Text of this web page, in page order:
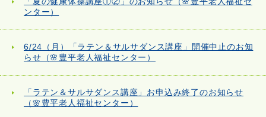
ンター）
6/24（月）「ラテン＆サルサダンス講座」開催中止のお知
らせ（🌸豊平老人福祉センター）
「ラテン＆サルサダンス講座」お申込み終了のお知らせ
（🌸豊平老人福祉センター）